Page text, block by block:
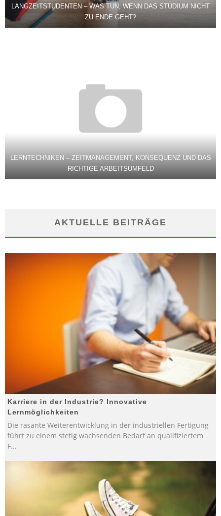
LANGZEITSTUDENTEN – WAS TUN, WENN DAS STUDIUM NICHT
ZU ENDE GEHT?
LERNTECHNIKEN – ZEITMANAGEMENT, KONSEQUENZ UND DAS
RICHTIGE ARBEITSUMFELD
AKTUELLE BEITRÄGE
Karriere in der Industrie? Innovative
Lernmöglichkeiten
Die rasante Weiterentwicklung in der industriellen Fertigung
führt zu einem stetig wachsenden Bedarf an qualifiziertem
F...